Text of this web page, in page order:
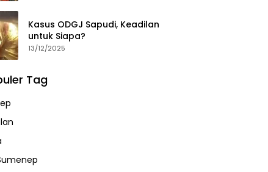
Kasus ODGJ Sapudi, Keadilan
untuk Siapa?
13/12/2025
Tag